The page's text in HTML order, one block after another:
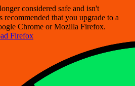
considered safe and isn't
that you upgrade to a
Chrome or Mozilla Firefox.
Firefox